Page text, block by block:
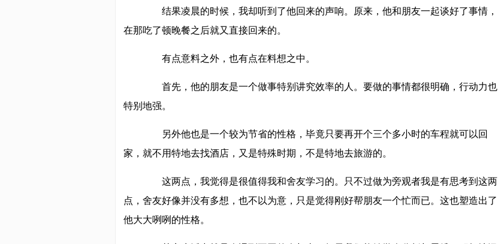
结果凌晨的时候，我却听到了他回来的声响。原来，他和朋友一起谈好了事情，
在那吃了顿晚餐之后就又直接回来的。
有点意料之外，也有点在料想之中。
首先，他的朋友是一个做事特别讲究效率的人。要做的事情都很明确，行动力也
特别地强。
另外他也是一个较为节省的性格，毕竟只要再开个三个多小时的车程就可以回
家，就不用特地去找酒店，又是特殊时期，不是特地去旅游的。
这两点，我觉得是很值得我和舍友学习的。只不过做为旁观者我是有思考到这两
点，舍友好像并没有多想，也不以为意，只是觉得刚好帮朋友一个忙而已。这也塑造出了
他大大咧咧的性格。